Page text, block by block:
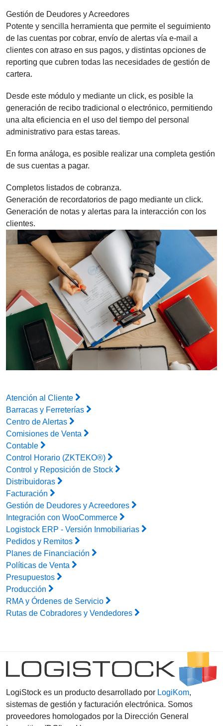
Atención al Cliente
Barracas y Ferreterías
Centro de Alertas
Comisiones de Venta
Contable
Control Horario (ZKTEKO®)
Control y Reposición de Stock
Distribuidoras
Facturación
Gestión de Deudores y Acreedores
Integración con WooCommerce
Logistock ERP - Versión Inmobiliarias
Pedidos y Remitos
Planes de Financiación
Políticas de Venta
Presupuestos
Producción
RMA y Órdenes de Servicio
Rutas de Cobradores y Vendedores
Gestión de Deudores y Acreedores
Potente y sencilla herramienta que permite el seguimiento
de las cuentas por cobrar, envío de alertas vía e-mail a
clientes con atraso en sus pagos, y distintas opciones de
reporting que cubren todas las necesidades de gestión de
cartera.
Desde este módulo y mediante un click, es posible la
generación de recibo tradicional o electrónico, permitiendo
una alta eficiencia en el uso del tiempo del personal
administrativo para estas tareas.
En forma análoga, es posible realizar una completa gestión
de sus cuentas a pagar.
Completos listados de cobranza.
Generación de recordatorios de pago mediante un click.
Generación de notas y alertas para la interacción con los
clientes.
LogiStock es un producto desarrollado por LogiKom,
sistemas de gestión y facturación electrónica. Somos
proveedores homologados por la Dirección General